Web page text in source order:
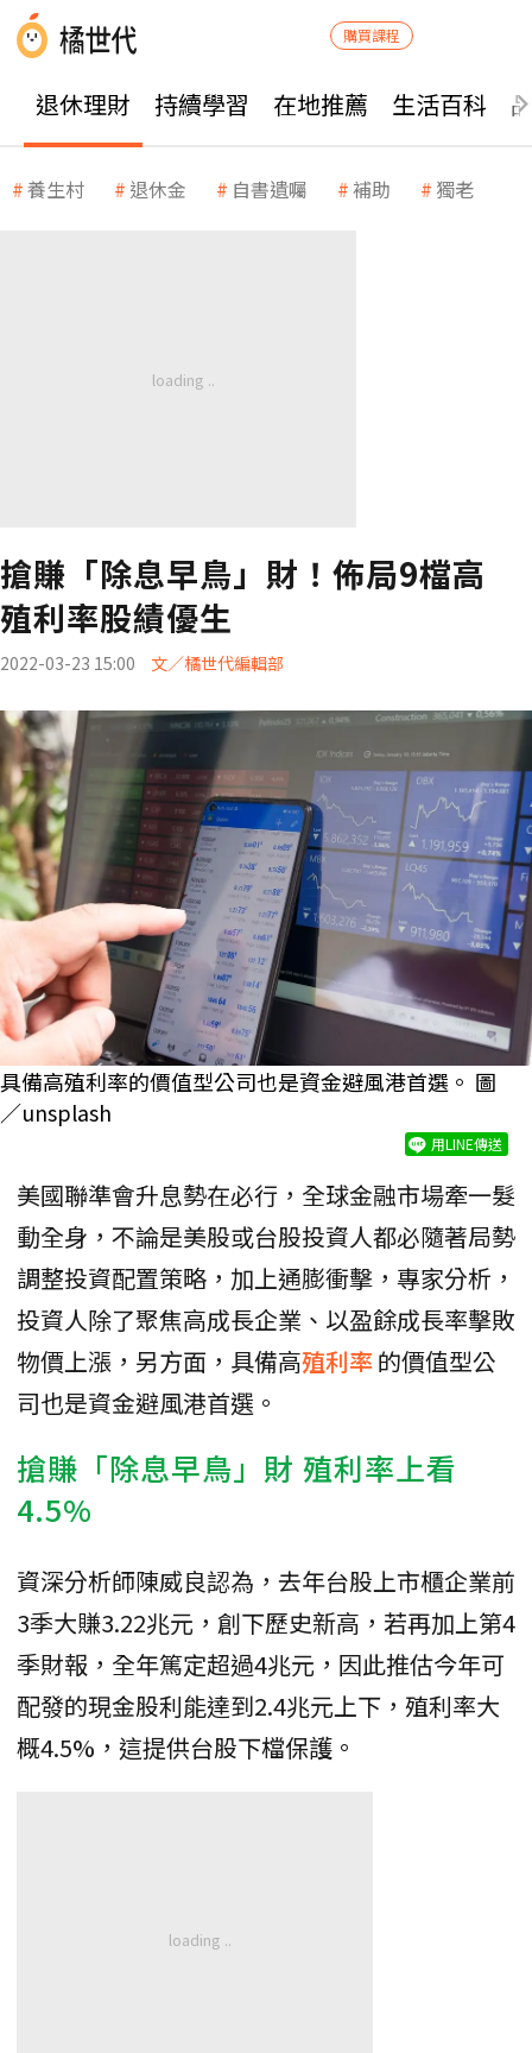
購買課程
退休理財 持續學習 在地推薦 生活百科
養生村 退休金 自書遺囑 補助 獨老
搶賺「除息早鳥」財！佈局9檔高
殖利率股績優生
2022-03-23 15:00 文／橘世代編輯部
具備高殖利率的價值型公司也是資金避風港首選。 圖
／unsplash
用LINE傳送
美國聯準會升息勢在必行，全球金融市場牽一髮
動全身，不論是美股或台股投資人都必隨著局勢
調整投資配置策略，加上通膨衝擊，專家分析，
投資人除了聚焦高成長企業、以盈餘成長率擊敗
物價上漲，另方面，具備高殖利率 的價值型公
司也是資金避風港首選。
搶賺「除息早鳥」財 殖利率上看
4.5%
資深分析師陳威良認為，去年台股上市櫃企業前
3季大賺3.22兆元，創下歷史新高，若再加上第4
季財報，全年篤定超過4兆元，因此推估今年可
配發的現金股利能達到2.4兆元上下，殖利率大
概4.5%，這提供台股下檔保護。